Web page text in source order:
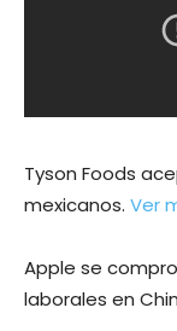
Tyson Foods
mexicanos. Ver
Apple se
laborales en